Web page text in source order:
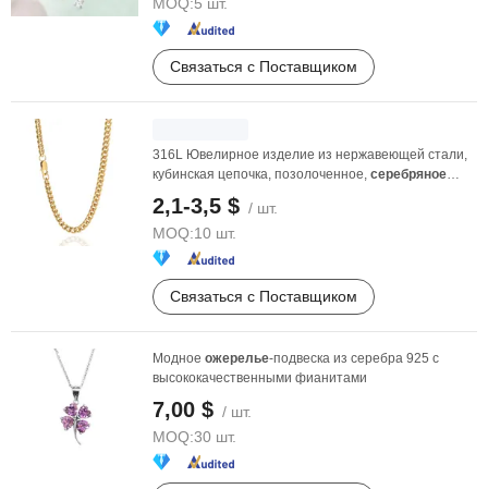
Связаться с Поставщиком
316L Ювелирное изделие из нержавеющей стали,
кубинская цепочка, позолоченное, серебряное
2,1-3,5 $ / шт.
MOQ:10 шт.
Связаться с Поставщиком
Модное ожерелье-подвеска из серебра 925 с
высококачественными фианитами
7,00 $ / шт.
MOQ:30 шт.